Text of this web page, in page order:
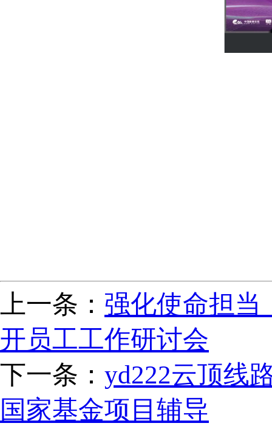
上一条： 强化使命担当
开员工工作研讨会
下一条： yd222云顶线
国家基金项目辅导